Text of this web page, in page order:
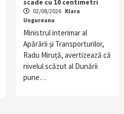
scade cu 10 centimetri
02/08/2026 Klara
Ungureanu
Ministrul interimar al
Apărării și Transporturilor,
Radu Miruță, avertizează că
nivelul scăzut al Dunării
pune…